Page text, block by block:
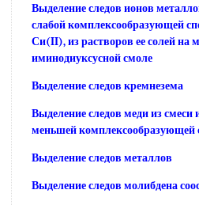
Выделение следов ионов
слабой комплексообразующей
Си(II), из растворов ее солей на
иминодиуксусной смоле
Выделение следов кремнезема
Выделение следов меди из
меньшей комплексообразующей
Выделение следов металлов
Выделение следов молибдена